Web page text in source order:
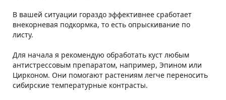
В вашей ситуации гораздо эффективнее сработает
внекорневая подкормка, то есть опрыскивание по
листу.
Для начала я рекомендую обработать куст любым
антистрессовым препаратом, например, Эпином или
Цирконом. Они помогают растениям легче переносить
сибирские температурные контрасты.